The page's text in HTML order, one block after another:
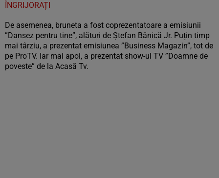
ÎNGRIJORAȚI
De asemenea, bruneta a fost coprezentatoare a emisiunii
”Dansez pentru tine”, alături de Ștefan Bănică Jr. Puțin timp
mai târziu, a prezentat emisiunea ”Business Magazin”, tot de
pe ProTV. Iar mai apoi, a prezentat show-ul TV ”Doamne de
poveste” de la Acasă Tv.